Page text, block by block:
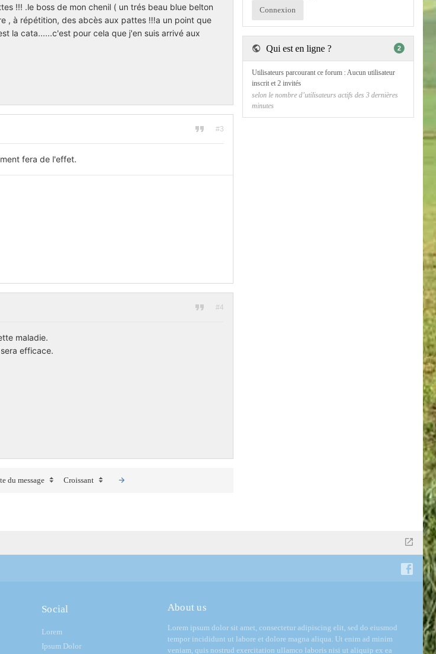
!!! .le boss de mon chenil ( un trés beau blue belton
, à répétition, des abcès aux pattes !!!a un point que
la cata......c'est pour cela que j'en suis arrivé aux
#3
fera de l'effet.
#4
maladie.
efficace.
du message Croissant
Qui est en ligne ? 2
Utilisateurs parcourant ce forum : Aucun utilisateur
inscrit et 2 invités
selon le nombre d’utilisateurs actifs des 3 dernières
minutes
Social
Lorem
Ipsum Dolor
About us
Lorem ipsum dolor sit amet, consectetur adipiscing elit, sed do eiusmod
tempor incididunt ut labore et dolore magna aliqua. Ut enim ad minim
veniam, quis nostrud exercitation ullamco laboris nisi ut aliquip ex ea